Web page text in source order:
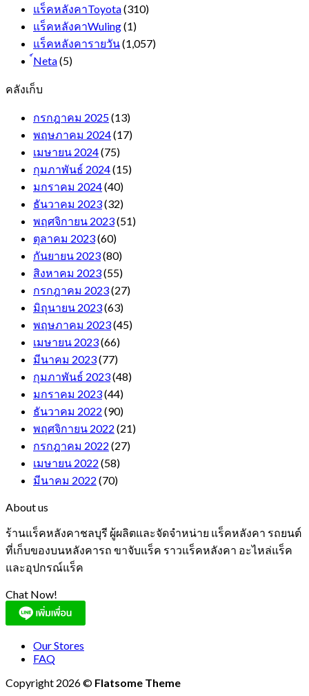
แร็คหลังคาToyota(310)
แร็คหลังคาWuling(1)
แร็คหลังคารายวัน(1,057)
์Neta(5)
คลังเก็บ
กรกฎาคม 2025(13)
พฤษภาคม 2024(17)
เมษายน 2024(75)
กุมภาพันธ์ 2024(15)
มกราคม 2024(40)
ธันวาคม 2023(32)
พฤศจิกายน 2023(51)
ตุลาคม 2023(60)
กันยายน 2023(80)
สิงหาคม 2023(55)
กรกฎาคม 2023(27)
มิถุนายน 2023(63)
พฤษภาคม 2023(45)
เมษายน 2023(66)
มีนาคม 2023(77)
กุมภาพันธ์ 2023(48)
มกราคม 2023(44)
ธันวาคม 2022 (90)
พฤศจิกายน 2022 (21)
กรกฎาคม 2022 (27)
เมษายน 2022 (58)
มีนาคม 2022 (70)
About us
ร้านแร็คหลังคาชลบุรี ผู้ผลิตและจัดจำหน่าย แร็คหลังคา รถยนต์
ที่เก็บของบนหลังคารถ ขาจับแร็ค ราวแร็คหลังคา อะไหล่แร็ค
และอุปกรณ์แร็ค
Chat Now!
Our Stores
FAQ
Copyright 2026 © Flatsome Theme